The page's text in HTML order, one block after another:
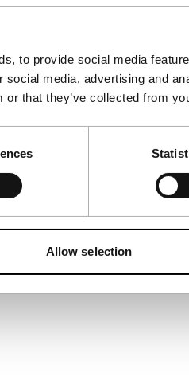
to provide social media
media, advertising and
or that they’ve collected from
Allow selection
moeder gaat gebukt
van het kapitalisme en neemt
tot oplichterspraktijken om
elkaar te knopen.